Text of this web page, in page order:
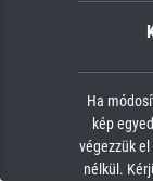
Ha
kép
végezzük
nélkül.